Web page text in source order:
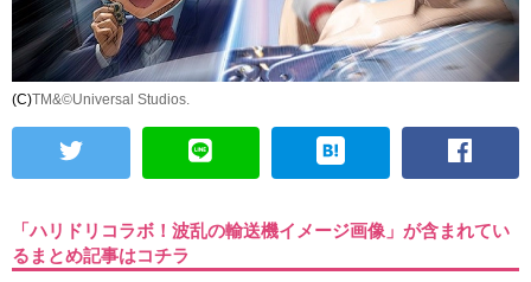
(C)TM&©Universal Studios.
「ハリドリコラボ！波乱の輸送機イメージ画像」が含まれてい
るまとめ記事はコチラ